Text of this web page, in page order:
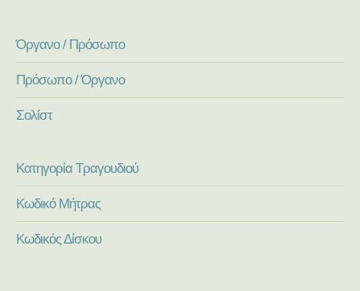
Όργανο / Πρόσωπο
Πρόσωπο / Όργανο
Σολίστ
Κατηγορία Τραγουδιού
Κωδικό Μήτρας
Κωδικός Δίσκου